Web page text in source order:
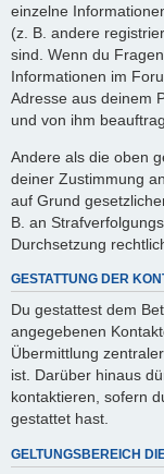
einzelne
(z. B. andere
sind. Wenn du
Informationen im
Adresse aus deinem
und von ihm
Andere als die oben
deiner Zustimmung
auf Grund
B. an
Durchsetzung
GESTATTUNG DER
Du gestattest dem
angegebenen
Übermittlung
ist. Darüber hinaus
kontaktieren, sofern
gestattet hast.
GELTUNGSBEREICH